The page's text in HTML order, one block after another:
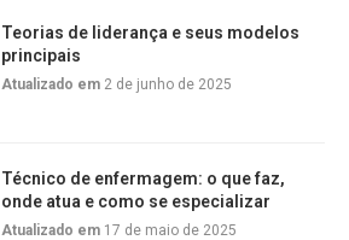
Teorias de liderança e seus modelos
principais
Atualizado em 2 de junho de 2025
Técnico de enfermagem: o que faz,
onde atua e como se especializar
Atualizado em 17 de maio de 2025